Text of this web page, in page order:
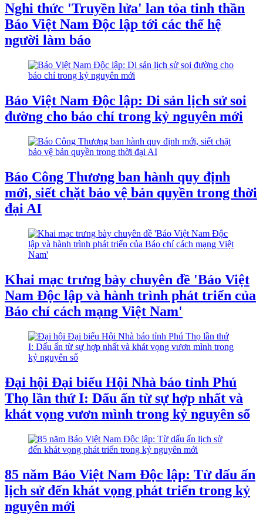
Nghi thức 'Truyền lửa' lan tỏa tinh thần
Báo Việt Nam Độc lập tới các thế hệ
người làm báo
Báo Việt Nam Độc lập: Di sản lịch sử soi
đường cho báo chí trong kỷ nguyên mới
Báo Công Thương ban hành quy định
mới, siết chặt bảo vệ bản quyền trong thời
đại AI
Khai mạc trưng bày chuyên đề 'Báo Việt
Nam Độc lập và hành trình phát triển của
Báo chí cách mạng Việt Nam'
Đại hội Đại biểu Hội Nhà báo tỉnh Phú
Thọ lần thứ I: Dấu ấn từ sự hợp nhất và
khát vọng vươn mình trong kỷ nguyên số
85 năm Báo Việt Nam Độc lập: Từ dấu ấn
lịch sử đến khát vọng phát triển trong kỷ
nguyên mới